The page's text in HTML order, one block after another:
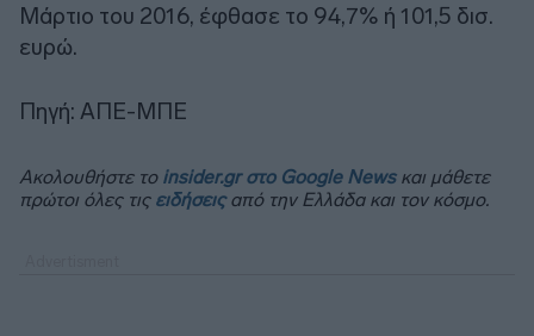
Μάρτιο του 2016, έφθασε το 94,7% ή 101,5 δισ.
ευρώ.
Πηγή: ΑΠΕ-ΜΠΕ
Ακολουθήστε το insider.gr στο Google Newsκαι μάθετε
πρώτοι όλες τις ειδήσειςαπό την Ελλάδα και τον κόσμο.